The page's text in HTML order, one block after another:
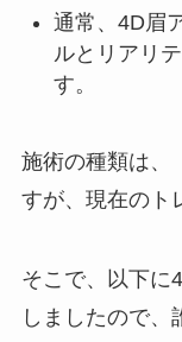
通常、4D眉
ルとリアリ
す。
施術の種類は、
すが、現在のト
そこで、以下に
しましたので、